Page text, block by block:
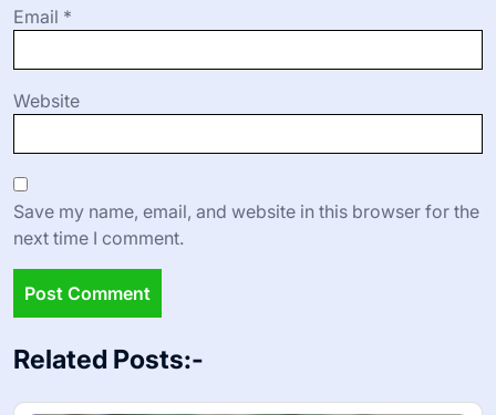
Email *
Website
Save my name, email, and website in this browser for the
next time I comment.
Related Posts:-